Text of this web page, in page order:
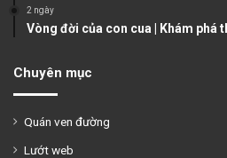
2 ngày
Vòng đời của con cua | Khám phá
Chuyên mục
Quán ven đường
Lướt web